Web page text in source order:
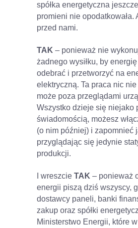
spółka energetyczna
promieni nie opodatkowała.
przed nami.
TAK – ponieważ nie
żadnego wysiłku, by
odebrać i przetworzyć na
elektryczną. Ta praca nic
może poza przeglądami
Wszystko dzieje się niejako
świadomością, możesz
(o nim później) i zapomnieć
przyglądając się jedynie
produkcji.
I wreszcie TAK – ponieważ
energii piszą dziś wszyscy,
dostawcy paneli, banki
zakup oraz spółki
Ministerstwo Energii, które